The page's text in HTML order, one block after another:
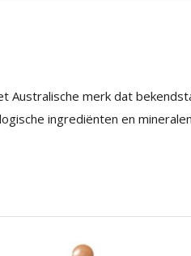
Australische merk dat
ingrediënten en